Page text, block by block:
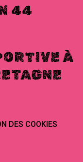
44
À
DES COOKIES